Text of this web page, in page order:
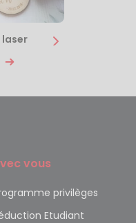
laser
vous
privilèges
Etudiant